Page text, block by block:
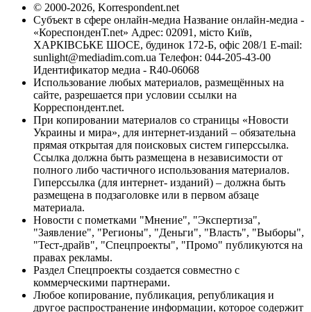
© 2000-2026, Korrespondent.net
Субъект в сфере онлайн-медиа Название онлайн-медиа -
«КореспонденТ.net» Адрес: 02091, місто Київ,
ХАРКІВСЬКЕ ШОСЕ, будинок 172-Б, офіс 208/1 E-mail:
sunlight@mediadim.com.ua Телефон: 044-205-43-00
Идентификатор медиа - R40-06068
Использование любых материалов, размещённых на
сайте, разрешается при условии ссылки на
Корреспондент.net.
При копировании материалов со страницы «Новости
Украины и мира», для интернет-изданий – обязательна
прямая открытая для поисковых систем гиперссылка.
Ссылка должна быть размещена в независимости от
полного либо частичного использования материалов.
Гиперссылка (для интернет- изданий) – должна быть
размещена в подзаголовке или в первом абзаце
материала.
Новости с пометками "Мнение", "Экспертиза",
"Заявление", "Регионы", "Деньги", "Власть", "Выборы",
"Тест-драйв", "Спецпроекты", "Промо" публикуются на
правах рекламы.
Раздел Спецпроекты создается совместно с
коммерческими партнерами.
Любое копирование, публикация, републикация и
другое распространение информации, которое содержит